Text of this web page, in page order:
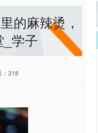
的麻辣烫，
学子
：218